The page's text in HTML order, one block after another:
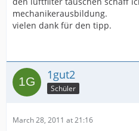
mechanikerausbildung.
vielen dank für den tipp.
1gut2
Schüler
March 28, 2011 at 21:16